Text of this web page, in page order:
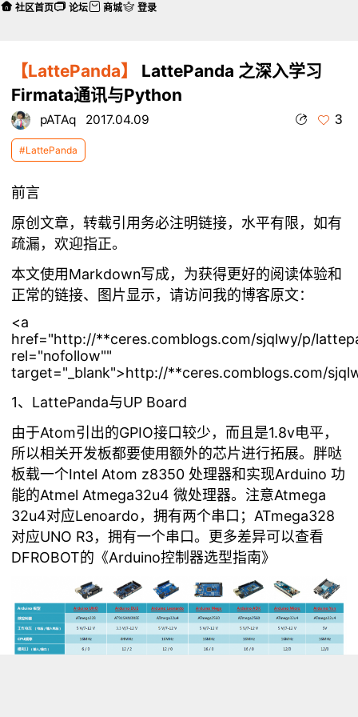
【LattePanda】
LattePanda 之深入学习
Firmata通讯与Python
pATAq 2017.04.09 3
#LattePanda
前言
原创文章，转载引用务必注明链接，水平有限，如有
疏漏，欢迎指正。
本文使用Markdown写成，为获得更好的阅读体验和
正常的链接、图片显示，请访问我的博客原文：
<a
href="http://**ceres.comblogs.com/sjqlwy/p/
rel="nofollow""
target="_blank">http://**ceres.comblogs.com/
1、LattePanda与UP Board
由于Atom引出的GPIO接口较少，而且是1.8v电平，
所以相关开发板都要使用额外的芯片进行拓展。胖哒
板载一个Intel Atom z8350 处理器和实现Arduino 功
能的Atmel Atmega32u4 微处理器。注意Atmega
32u4对应Lenoardo，拥有两个串口；ATmega328
对应UNO R3，拥有一个串口。更多差异可以查看
DFROBOT的 《Arduino控制器选型指南》
社区首页 论坛 商城 登录